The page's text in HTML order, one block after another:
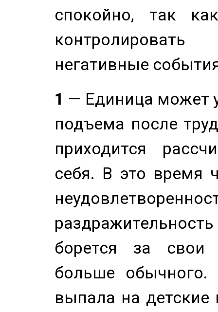
спокойно, так
негативные
1 — Единица может
подъема после
приходится
себя. В это время
борется за свои
больше
выпала на детские